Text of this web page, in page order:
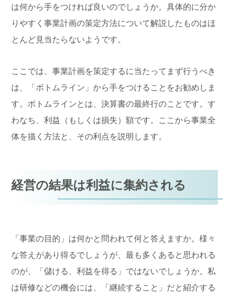
は何から手をつければ良いのでしょうか。具体的に分か
りやすく事業計画の策定方法について解説したものはほ
とんど見当たらないようです。
ここでは、事業計画を策定するに当たってまず行うべき
は、「ボトムライン」から手をつけることをお勧めしま
す。ボトムラインとは、決算書の最終行のことです。す
わなち、利益（もしくは損失）額です。ここから事業全
体を描く方法と、その利点を説明します。
経営の結果は利益に集約される
「事業の目的」は何かと問われて何と答えますか。様々
な答えがあり得るでしょうが、最も多くあると思われる
のが、「儲ける、利益を得る」ではないでしょうか。私
は研修などの機会には、「継続すること」だと紹介する